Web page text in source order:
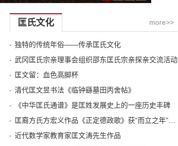
more>>
匡氏文化
独特的传统年俗——传承匡氏文化
武冈匡氏宗亲理事会组织邵东匡氏宗亲探亲交流活动
匡文留：血色高脚杯
清代匡文昱书法《临钟繇墓田丙舍帖》
《中华匡氏通谱》是匡姓发展史上的一座历史丰碑
近代数学家教育家匡文涛先生作品